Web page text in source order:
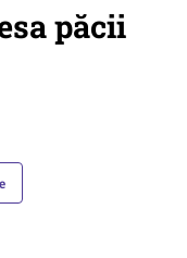
păcii